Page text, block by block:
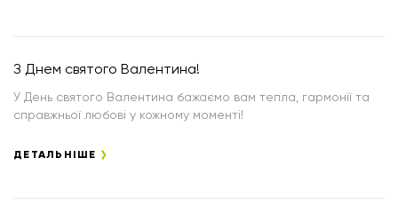
З Днем святого Валентина!
У День святого Валентина бажаємо вам тепла, гармонії та
справжньої любові у кожному моменті!
ДЕТАЛЬНІШЕ